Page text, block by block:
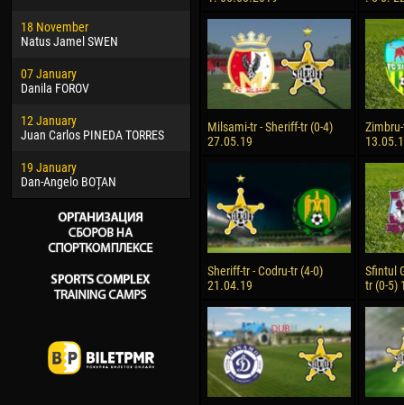
18 November
Natus Jamel SWEN
07 January
Danila FOROV
12 January
Juan Carlos PINEDA TORRES
19 January
Dan-Angelo BOȚAN
Jayder Moreno ASPRILLA
22 March
Samba KONÉ
26 March
Vitor Hugo Morais de OLIVEIRA
10
15
Jair
Milsami-tr - Sheriff-tr (0-4)
27.05.19
Sheriff-tr - Codru-tr (4-0)
21.04.19
Sfintul
tr (0-5)